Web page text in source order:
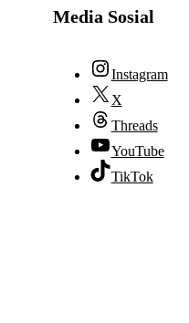
Media Sosial
Instagram
X
Threads
YouTube
TikTok